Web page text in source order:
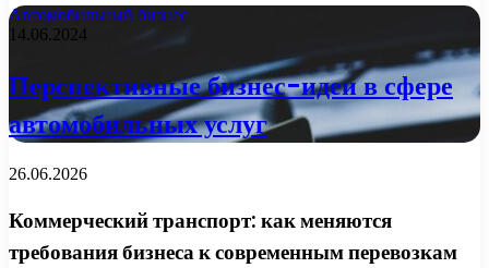
Автомобильный бизнес
14.06.2024
Перспективные бизнес-идеи в сфере
автомобильных услуг
26.06.2026
Коммерческий транспорт: как меняются
требования бизнеса к современным перевозкам